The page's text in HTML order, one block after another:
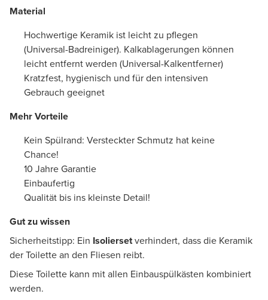
Material
Hochwertige Keramik ist leicht zu pflegen
(Universal-Badreiniger). Kalkablagerungen können
leicht entfernt werden (Universal-Kalkentferner)
Kratzfest, hygienisch und für den intensiven
Gebrauch geeignet
Mehr Vorteile
Kein Spülrand: Versteckter Schmutz hat keine
Chance!
10 Jahre Garantie
Einbaufertig
Qualität bis ins kleinste Detail!
Gut zu wissen
Sicherheitstipp: Ein Isoliersetverhindert, dass die Keramik
der Toilette an den Fliesen reibt.
Diese Toilette kann mit allen Einbauspülkästen kombiniert
werden.